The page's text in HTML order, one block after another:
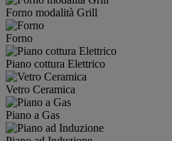
Forno modalità Grill
Forno
Piano cottura Elettrico
Vetro Ceramica
Piano a Gas